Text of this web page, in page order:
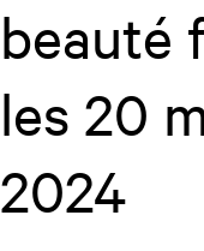
beauté
les 20
2024